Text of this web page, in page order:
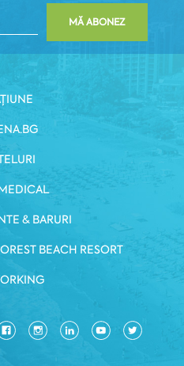
MĂ ABONEZ
& BARURI
BEACH RESORT